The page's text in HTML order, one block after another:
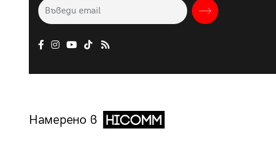
Намерено в